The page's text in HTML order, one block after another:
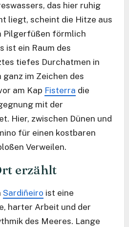
das hier ruhig
liegt, scheint die Hitze aus
Pilgerfüßen förmlich
ist ein Raum des
tiefes Durchatmen in
ganz im Zeichen des
am Kap Fisterra die
mit der
Hier, zwischen Dünen und
für einen kostbaren
Verweilen.
erzählt
Sardiñeiro ist eine
harter Arbeit und der
des Meeres. Lange